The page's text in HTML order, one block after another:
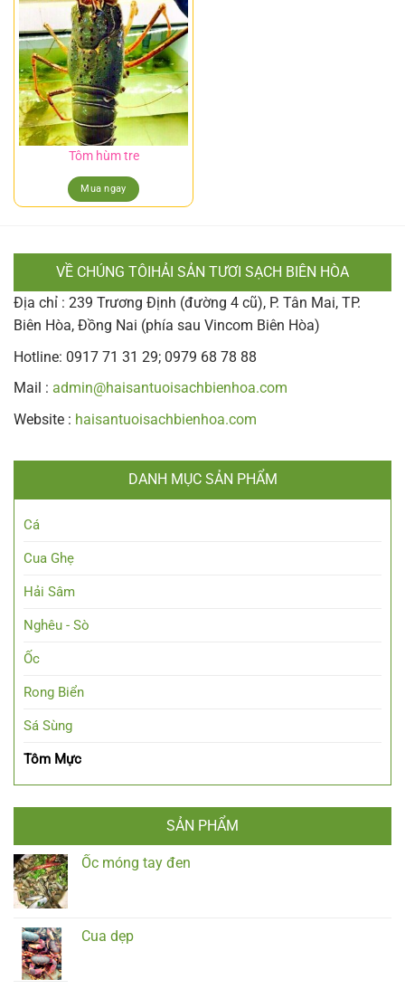
Tôm hùm tre
Mua ngay
VỀ CHÚNG TÔIHẢI SẢN TƯƠI SẠCH BIÊN HÒA
Địa chỉ : 239 Trương Định (đường 4 cũ), P. Tân Mai, TP.
Biên Hòa, Đồng Nai (phía sau Vincom Biên Hòa)
Hotline: 0917 71 31 29; 0979 68 78 88
Mail : admin@haisantuoisachbienhoa.com
Website : haisantuoisachbienhoa.com
DANH MỤC SẢN PHẨM
Cá
Cua Ghẹ
Hải Sâm
Nghêu - Sò
Ốc
Rong Biển
Sá Sùng
Tôm Mực
SẢN PHẨM
Ốc móng tay đen
Cua dẹp